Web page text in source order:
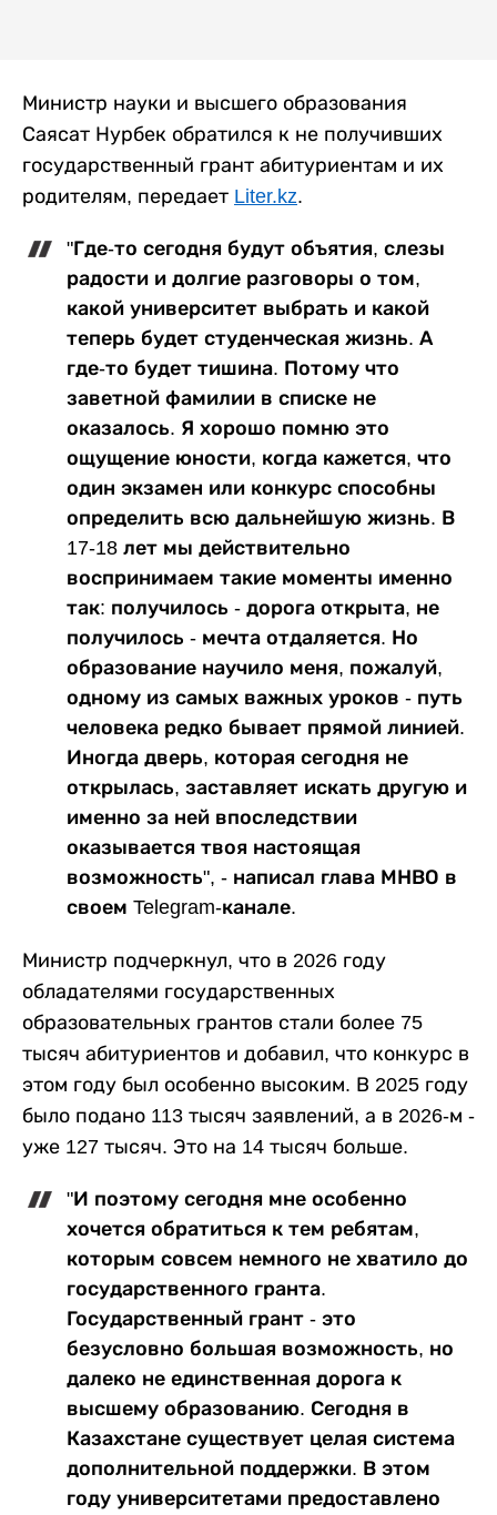
Министр науки и высшего образования
Саясат Нурбек обратился к не получивших
государственный грант абитуриентам и их
родителям, передает Liter.kz.
"Где-то сегодня будут объятия, слезы
радости и долгие разговоры о том,
какой университет выбрать и какой
теперь будет студенческая жизнь. А
где-то будет тишина. Потому что
заветной фамилии в списке не
оказалось. Я хорошо помню это
ощущение юности, когда кажется, что
один экзамен или конкурс способны
определить всю дальнейшую жизнь. В
17-18 лет мы действительно
воспринимаем такие моменты именно
так: получилось - дорога открыта, не
получилось - мечта отдаляется. Но
образование научило меня, пожалуй,
одному из самых важных уроков - путь
человека редко бывает прямой линией.
Иногда дверь, которая сегодня не
открылась, заставляет искать другую и
именно за ней впоследствии
оказывается твоя настоящая
возможность", - написал глава МНВО в
своем Telegram-канале.
Министр подчеркнул, что в 2026 году
обладателями государственных
образовательных грантов стали более 75
тысяч абитуриентов и добавил, что конкурс в
этом году был особенно высоким. В 2025 году
было подано 113 тысяч заявлений, а в 2026-м -
уже 127 тысяч. Это на 14 тысяч больше.
"И поэтому сегодня мне особенно
хочется обратиться к тем ребятам,
которым совсем немного не хватило до
государственного гранта.
Государственный грант - это
безусловно большая возможность, но
далеко не единственная дорога к
высшему образованию. Сегодня в
Казахстане существует целая система
дополнительной поддержки. В этом
году университетами предоставлено